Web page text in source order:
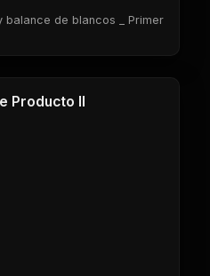
balance de blancos _ Primer
1 Clases
Producto II